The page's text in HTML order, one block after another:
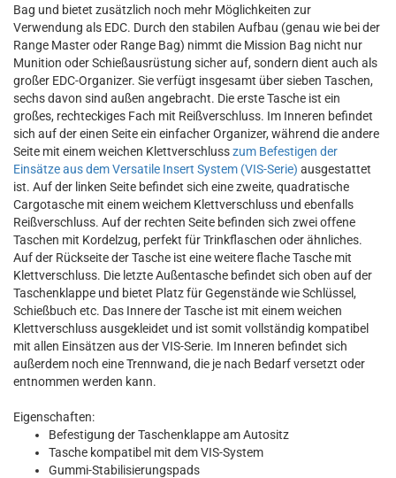
Bag und bietet zusätzlich noch mehr Möglichkeiten zur
Verwendung als EDC. Durch den stabilen Aufbau (genau wie bei der
Range Master oder Range Bag) nimmt die Mission Bag nicht nur
Munition oder Schießausrüstung sicher auf, sondern dient auch als
großer EDC-Organizer. Sie verfügt insgesamt über sieben Taschen,
sechs davon sind außen angebracht. Die erste Tasche ist ein
großes, rechteckiges Fach mit Reißverschluss. Im Inneren befindet
sich auf der einen Seite ein einfacher Organizer, während die andere
Seite mit einem weichen Klettverschlusszum Befestigen der
Einsätze aus dem Versatile Insert System (VIS-Serie) ausgestattet
ist. Auf der linken Seite befindet sich eine zweite, quadratische
Cargotasche mit einem weichem Klettverschluss und ebenfalls
Reißverschluss. Auf der rechten Seite befinden sich zwei offene
Taschen mit Kordelzug, perfekt für Trinkflaschen oder ähnliches.
Auf der Rückseite der Tasche ist eine weitere flache Tasche mit
Klettverschluss. Die letzte Außentasche befindet sich oben auf der
Taschenklappe und bietet Platz für Gegenstände wie Schlüssel,
Schießbuch etc. Das Innere der Tasche ist mit einem weichen
Klettverschluss ausgekleidet und ist somit vollständig kompatibel
mit allen Einsätzen aus der VIS-Serie. Im Inneren befindet sich
außerdem noch eine Trennwand, die je nach Bedarf versetzt oder
entnommen werden kann.
Eigenschaften:
Befestigung der Taschenklappe am Autositz
Tasche kompatibel mit dem VIS-System
Gummi-Stabilisierungspads